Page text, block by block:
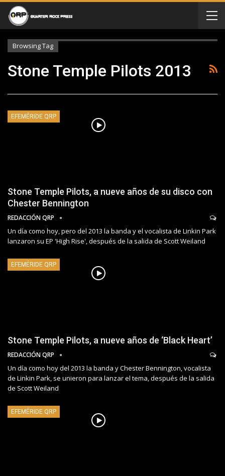
Browsing Tag
Stone Temple Pilots 2013
EFEMÉRIDE QRP
Stone Temple Pilots, a nueve años de su disco con
Chester Bennington
REDACCIÓN QRP
Un día como hoy, pero del 2013 la banda y el vocalista de Linkin Park
lanzaron su EP 'High Rise', después de la salida de Scott Weiland
EFEMÉRIDE QRP
Stone Temple Pilots, a nueve años de ‘Black Heart’
REDACCIÓN QRP
Un día como hoy del 2013 la banda y Chester Bennington, vocalista
de Linkin Park, se unieron para lanzar el tema, después de la salida
de Scott Weiland
EFEMÉRIDE QRP